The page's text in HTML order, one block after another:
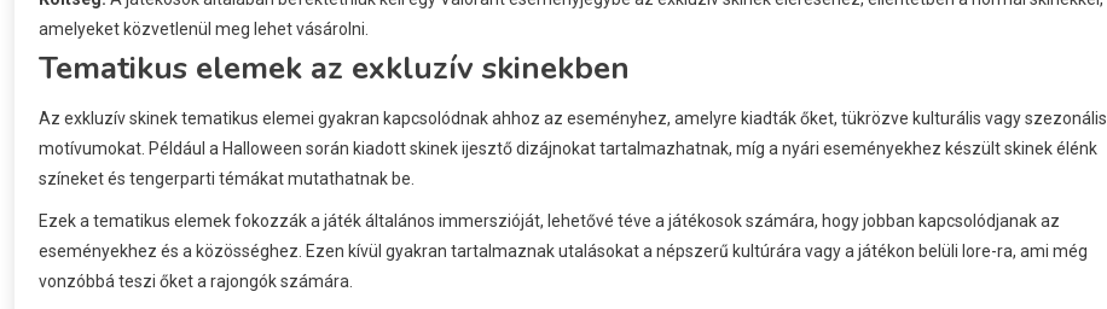
amelyeket közvetlenül meg lehet vásárolni.
Tematikus elemek az exkluzív skinekben
Az exkluzív skinek tematikus elemei gyakran kapcsolódnak ahhoz az eseményhez, amelyre kiadták őket, tükrözve kulturális vagy szezonális
motívumokat. Például a Halloween során kiadott skinek ijesztő dizájnokat tartalmazhatnak, míg a nyári eseményekhez készült skinek élénk
színeket és tengerparti témákat mutathatnak be.
Ezek a tematikus elemek fokozzák a játék általános immerszióját, lehetővé téve a játékosok számára, hogy jobban kapcsolódjanak az
eseményekhez és a közösséghez. Ezen kívül gyakran tartalmaznak utalásokat a népszerű kultúrára vagy a játékon belüli lore-ra, ami még
vonzóbbá teszi őket a rajongók számára.